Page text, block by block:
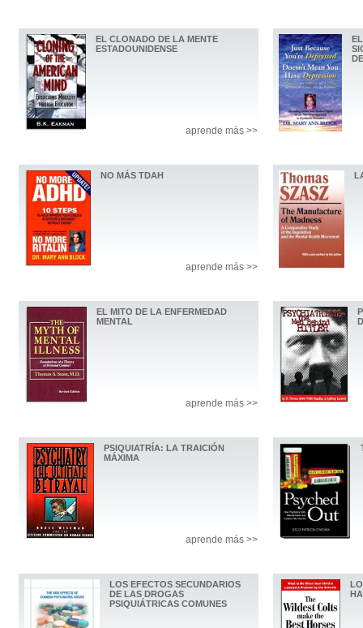
EL CLONADO DE LA MENTE
ESTADOUNIDENSE
aprende más >>
NO MÁS TDAH
aprende más >>
EL MITO DE LA ENFERMEDAD
MENTAL
aprende más >>
PSIQUIATRÍA: LA TRAICIÓN
MÁXIMA
aprende más >>
LOS EFECTOS SECUNDARIOS
DE LAS DROGAS
PSIQUIÁTRICAS COMUNES